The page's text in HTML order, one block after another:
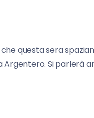
questa sera
Argentero. Si parlerà